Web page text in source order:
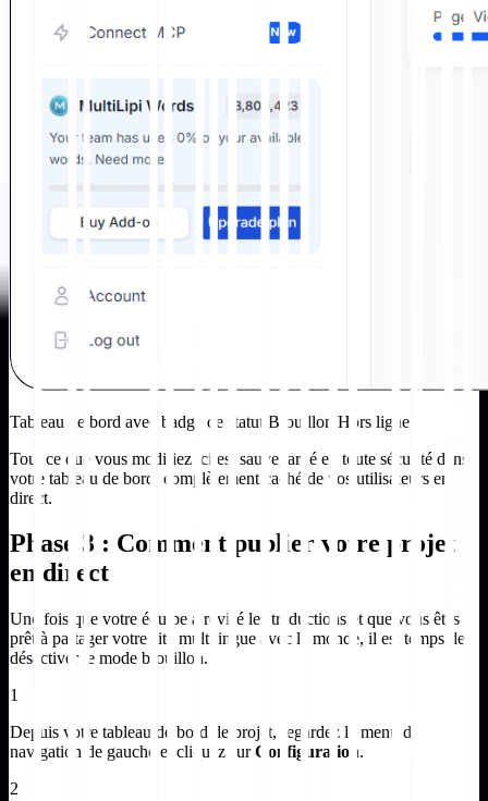
Tableau de bord avec badge de statut Brouillon/Hors ligne
Tout ce que vous modifiez ici est sauvegardé en toute sécurité dans
votre tableau de bord, complètement caché de vos utilisateurs en
direct.
Phase 3 : Comment publier votre projet
en direct
Une fois que votre équipe a révisé les traductions et que vous êtes
prêt à partager votre site multilingue avec le monde, il est temps de
désactiver le mode brouillon.
1
Depuis votre tableau de bord de projet, regardez le menu de
navigation de gauche et cliquez surConfiguration.
2